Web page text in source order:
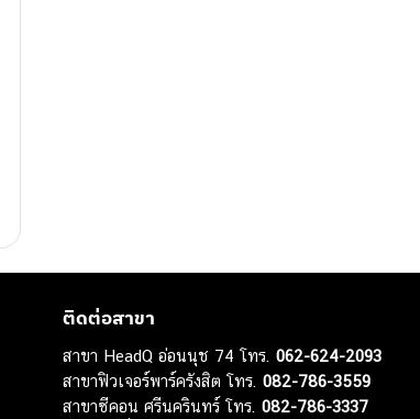
ติดต่อสาขา
สาขา HeadQ อ่อนนุช 74 โทร.062-624-2093
สาขาฟิวเจอร์พาร์ครังสิต โทร.082-786-3559
สาขาซีคอน ศรีนครินทร์ โทร.082-786-3337